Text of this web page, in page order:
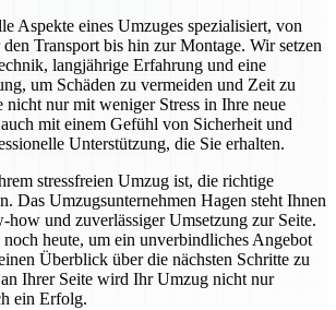
Aspekte eines Umzuges spezialisiert, von
Transport bis hin zur Montage. Wir setzen
langjährige Erfahrung und eine
um Schäden zu vermeiden und Zeit zu
nicht nur mit weniger Stress in Ihre neue
mit einem Gefühl von Sicherheit und
Unterstützung, die Sie erhalten.
stressfreien Umzug ist, die richtige
Das Umzugsunternehmen Hagen steht Ihnen
und zuverlässiger Umsetzung zur Seite.
heute, um ein unverbindliches Angebot
Überblick über die nächsten Schritte zu
Ihrer Seite wird Ihr Umzug nicht nur
ein Erfolg.